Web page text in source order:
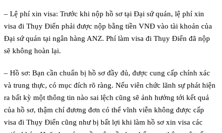
– Lệ phí xin visa: Trước khi nộp hồ sơ tại Đại sứ quán, lệ phí xin
visa đi Thụy Điển phải được nộp bằng tiền VNĐ vào tài khoản của
Đại sứ quán tại ngân hàng ANZ. Phí làm visa đi Thụy Điển đã nộp
sẽ không hoàn lại.
– Hồ sơ: Bạn cần chuẩn bị hồ sơ đầy đủ, được cung cấp chính xác
và trung thực, có mục đích rõ ràng. Nếu viên chức lãnh sự phát hiện
ra bất kỳ một thông tin nào sai lệch cũng sẽ ảnh hưởng tới kết quả
của hồ sơ, thậm chí đương đơn có thể vĩnh viễn không được cấp
visa đi Thụy Điển cũng như bị bất lợi khi làm hồ sơ xin visa các